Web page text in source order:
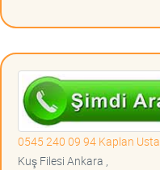
0545 240 09 94 Kaplan Usta
Kuş Filesi Ankara ,